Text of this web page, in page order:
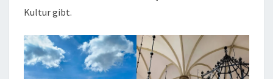
Kultur gibt.